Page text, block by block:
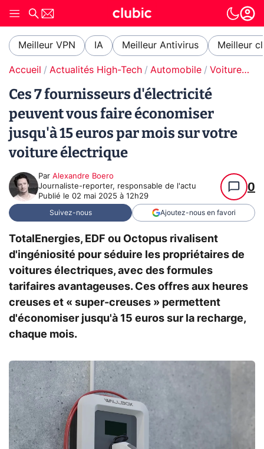
Meilleur VPN IA Meilleur Antivirus Meilleur
Accueil Actualités High-Tech Automobile Voitures électriques
Ces 7 fournisseurs d'électricité
peuvent vous faire économiser
jusqu'à 15 euros par mois sur votre
voiture électrique
Par Alexandre Boero
Journaliste-reporter, responsable de l'actu
Publié le 02 mai 2025 à 12h29
0
Suivez-nous Ajoutez-nous en favori
TotalEnergies, EDF ou Octopus rivalisent
d'ingéniosité pour séduire les propriétaires de
voitures électriques, avec des formules
tarifaires avantageuses. Ces offres aux heures
creuses et « super-creuses » permettent
d'économiser jusqu'à 15 euros sur la recharge,
chaque mois.